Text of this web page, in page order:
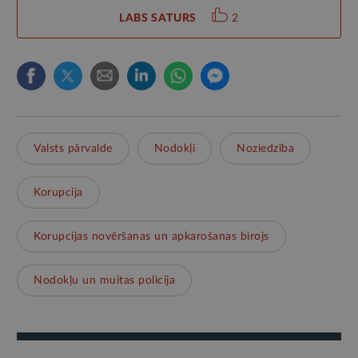
LABS SATURS 2
Valsts pārvalde Nodokļi Noziedzība
Korupcija
Korupcijas novēršanas un apkarošanas birojs
Nodokļu un muitas policija